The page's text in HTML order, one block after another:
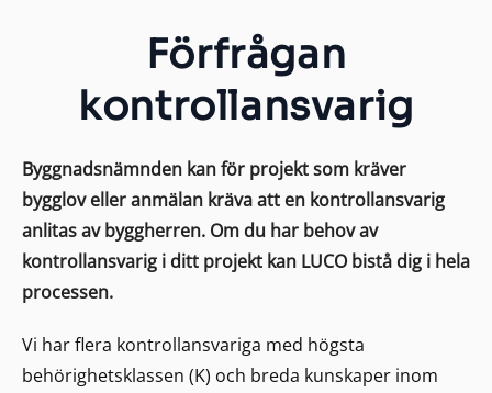
Förfrågan
kontrollansvarig
Byggnadsnämnden kan för projekt som kräver
bygglov eller anmälan kräva att en kontrollansvarig
anlitas av byggherren. Om du har behov av
kontrollansvarig i ditt projekt kan LUCO bistå dig i hela
processen.
Vi har flera kontrollansvariga med högsta
behörighetsklassen (K) och breda kunskaper inom